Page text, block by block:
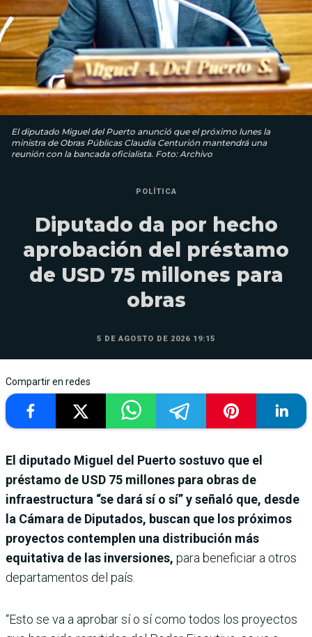
El diputado Miguel del Puerto anunció que el próximo lunes la
ministra de Obras Públicas Claudia Centurión mantendrá una
reunión con la bancada oficialista. Foto: Archivo
POLÍTICA
Diputado da por hecho
aprobación del préstamo
de USD 75 millones para
obras
5 DE AGOSTO DE 2026 19:15
Compartir en redes
El diputado Miguel del Puerto sostuvo que el
préstamo de USD 75 millones para obras de
infraestructura “se dará sí o sí” y señaló que, desde
la Cámara de Diputados, buscan que los próximos
proyectos contemplen una distribución más
equitativa de las inversiones, para beneficiar a otros
departamentos del país.
“Esto se va a aprobar sí o sí como todos los proyectos